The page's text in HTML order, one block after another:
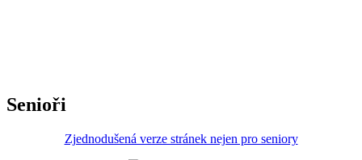
Senioři
Zjednodušená verze stránek nejen pro seniory